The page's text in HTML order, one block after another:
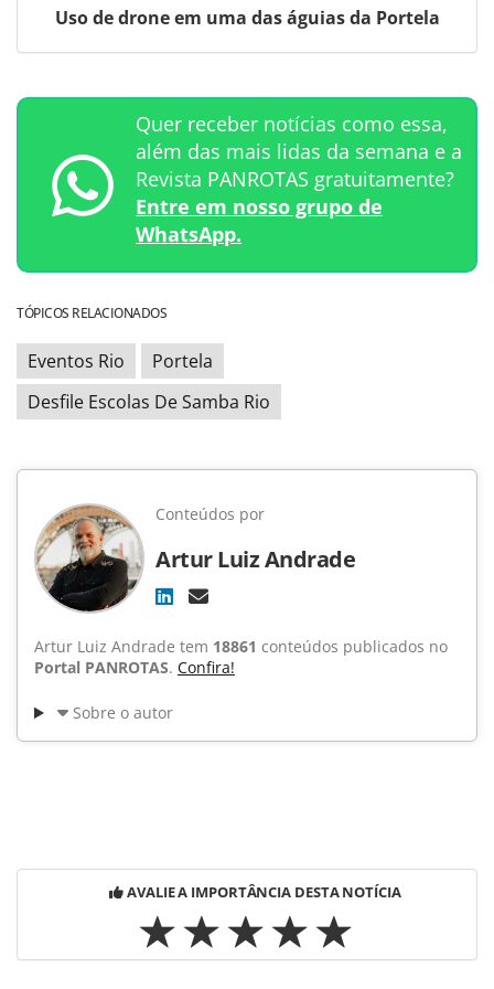
Uso de drone em uma das águias da Portela
Quer receber notícias como essa,
além das mais lidas da semana e a
Revista PANROTAS gratuitamente?
Entre em nosso grupo de
WhatsApp.
TÓPICOS RELACIONADOS
Eventos Rio
Portela
Desfile Escolas De Samba Rio
Conteúdos por
Artur Luiz Andrade
Artur Luiz Andrade tem 18861 conteúdos publicados no
Portal PANROTAS. Confira!
Sobre o autor
AVALIE A IMPORTÂNCIA DESTA NOTÍCIA